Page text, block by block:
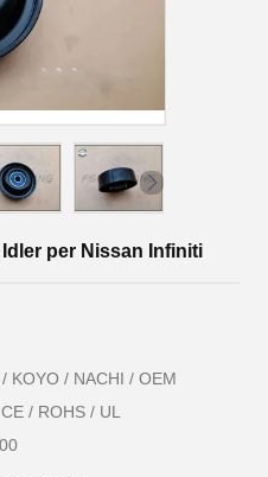
per Nissan Infiniti
KOYO / NACHI / OEM
/ ROHS / UL